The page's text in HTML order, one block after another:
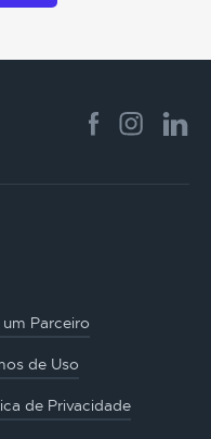
um Parceiro
de Uso
de Privacidade